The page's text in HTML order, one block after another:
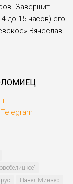
Завершит
до 15 часов) его
Вячеслав
Telegram
Павел Минзер